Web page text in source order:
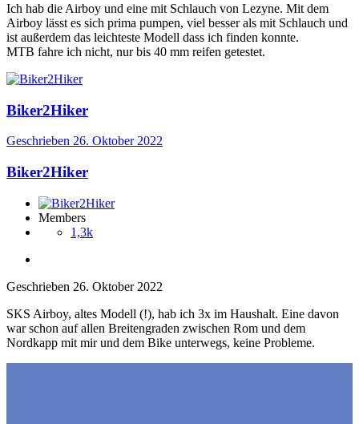
Ich hab die Airboy und eine mit Schlauch von Lezyne. Mit dem
Airboy lässt es sich prima pumpen, viel besser als mit Schlauch und
ist außerdem das leichteste Modell dass ich finden konnte.
MTB fahre ich nicht, nur bis 40 mm reifen getestet.
Biker2Hiker
Geschrieben 26. Oktober 2022
Biker2Hiker
Members
1,3k
Geschrieben 26. Oktober 2022
SKS Airboy, altes Modell (!), hab ich 3x im Haushalt. Eine davon
war schon auf allen Breitengraden zwischen Rom und dem
Nordkapp mit mir und dem Bike unterwegs, keine Probleme.